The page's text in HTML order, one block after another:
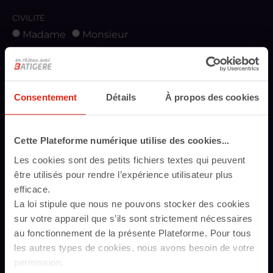
Consentement Détails À propos des cookies
Cette Plateforme numérique utilise des cookies...
Les cookies sont des petits fichiers textes qui peuvent
être utilisés pour rendre l’expérience utilisateur plus
efficace.
La loi stipule que nous ne pouvons stocker des cookies
sur votre appareil que s’ils sont strictement nécessaires
au fonctionnement de la présente Plateforme. Pour tous
les autres types de cookies, nous avons besoin de votre
permission.
CIVILITÉ
Madame Monsieur
NOM
E-MAIL
TÉLÉPHONE
SOCIÉTÉ